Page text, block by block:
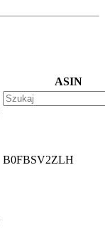
ASIN
B0FBSV2ZLH